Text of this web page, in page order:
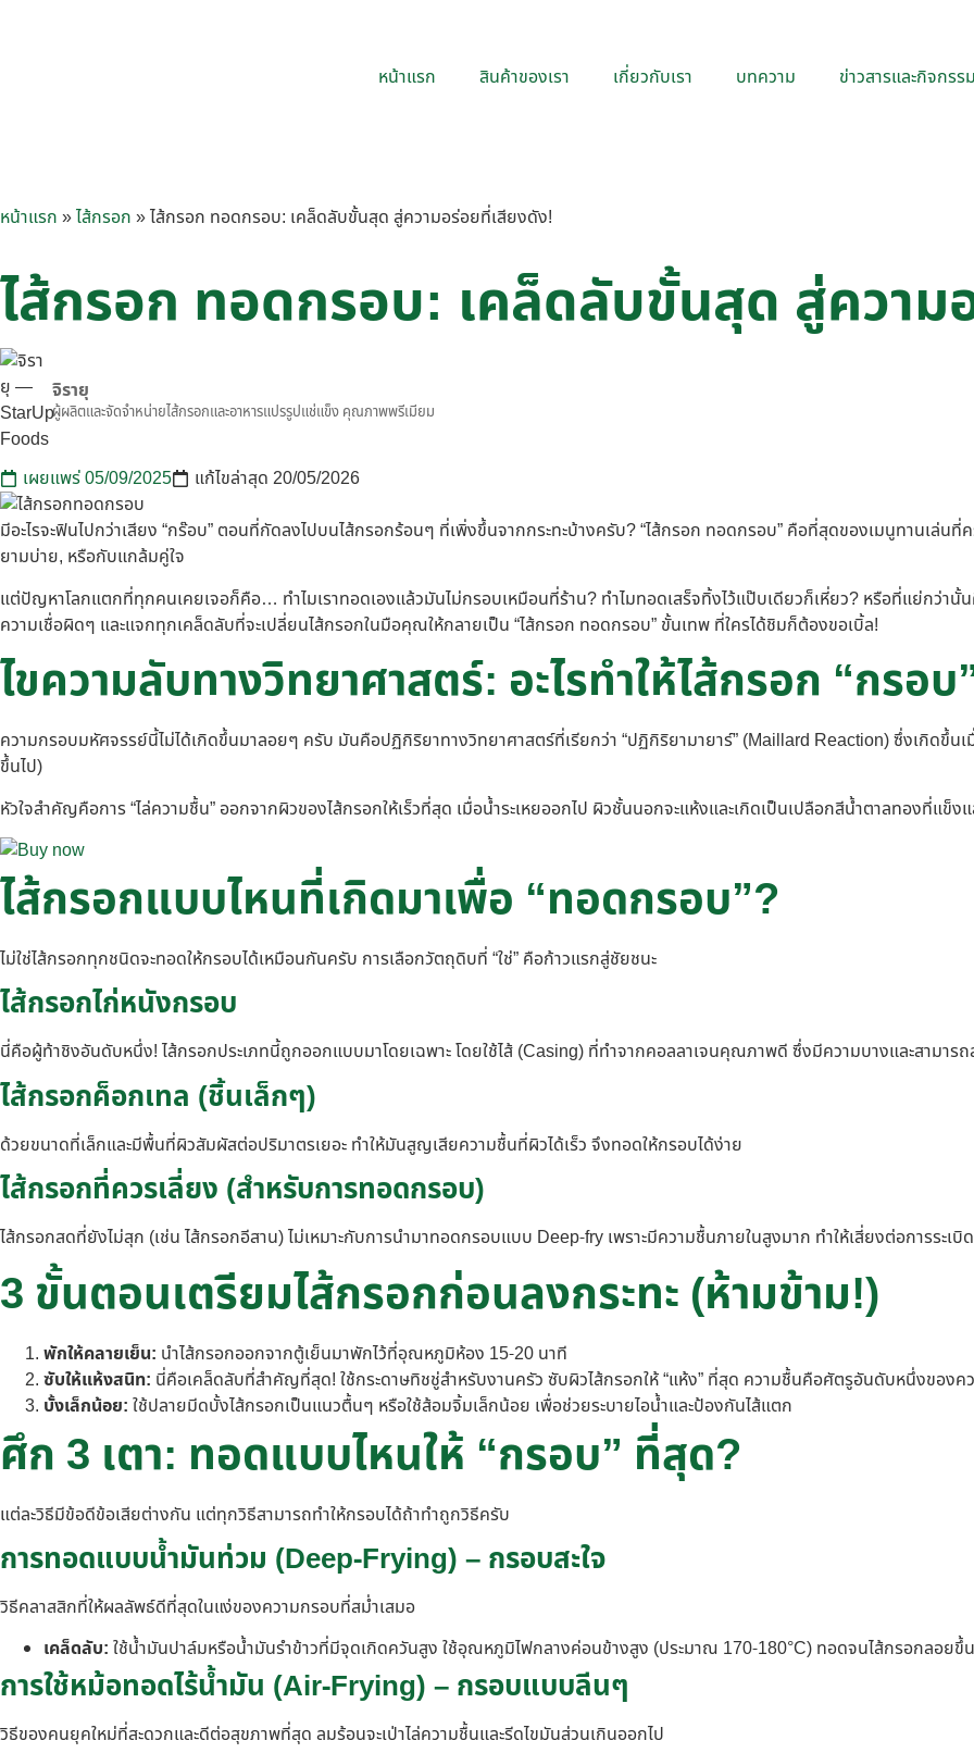
หน้าแรก สินค้าของเรา เกี่ยวกับเรา บทความ ข่าวสารและกิจกรรม
หน้าแรก »ไส้กรอก »ไส้กรอก ทอดกรอบ: เคล็ดลับขั้นสุด สู่ความอร่อยที่เสียงดัง!
ไส้กรอก ทอดกรอบ: เคล็ดลับขั้นสุด สู่ความ
จิรายุ
ผู้ผลิตและจัดจำหน่ายไส้กรอกและอาหารแปรรูปแช่แข็ง คุณภาพพรีเมียม
เผยแพร่05/09/2025
แก้ไขล่าสุด 20/05/2026
มีอะไรจะฟินไปกว่าเสียง “กร๊อบ” ตอนที่กัดลงไปบนไส้กรอกร้อนๆ ที่เพิ่งขึ้นจากกระทะบ้างครับ? “ไส้กรอก ทอดกรอบ” คือที่สุดของเมนูทานเล่น
ยามบ่าย, หรือกับแกล้มคู่ใจ
แต่ปัญหาโลกแตกที่ทุกคนเคยเจอก็คือ… ทำไมเราทอดเองแล้วมันไม่กรอบเหมือนที่ร้าน? ทำไมทอดเสร็จทิ้งไว้แป๊บเดียวก็เหี่ยว? หรือที่แย่กว่า
ความเชื่อผิดๆ และแจกทุกเคล็ดลับที่จะเปลี่ยนไส้กรอกในมือคุณให้กลายเป็น “ไส้กรอก ทอดกรอบ” ขั้นเทพ ที่ใครได้ชิมก็ต้องขอเบิ้ล!
ไขความลับทางวิทยาศาสตร์: อะไรทำให้ไส้กรอก “กรอบ
ความกรอบมหัศจรรย์นี้ไม่ได้เกิดขึ้นมาลอยๆ ครับ มันคือปฏิกิริยาทางวิทยาศาสตร์ที่เรียกว่า “ปฏิกิริยามายาร์” (Maillard Reaction) ซึ่งเกิดขึ้น
ขึ้นไป)
หัวใจสำคัญคือการ “ไล่ความชื้น” ออกจากผิวของไส้กรอกให้เร็วที่สุด เมื่อน้ำระเหยออกไป ผิวชั้นนอกจะแห้งและเกิดเป็นเปลือกสีน้ำตาลทองที่แข็งแ
ไส้กรอกแบบไหนที่เกิดมาเพื่อ “ทอดกรอบ”?
ไม่ใช่ไส้กรอกทุกชนิดจะทอดให้กรอบได้เหมือนกันครับ การเลือกวัตถุดิบที่ “ใช่” คือก้าวแรกสู่ชัยชนะ
ไส้กรอกไก่หนังกรอบ
นี่คือผู้ท้าชิงอันดับหนึ่ง! ไส้กรอกประเภทนี้ถูกออกแบบมาโดยเฉพาะ โดยใช้ไส้ (Casing) ที่ทำจากคอลลาเจนคุณภาพดี ซึ่งมีความบางและสามาร
ไส้กรอกค็อกเทล (ชิ้นเล็กๆ)
ด้วยขนาดที่เล็กและมีพื้นที่ผิวสัมผัสต่อปริมาตรเยอะ ทำให้มันสูญเสียความชื้นที่ผิวได้เร็ว จึงทอดให้กรอบได้ง่าย
ไส้กรอกที่ควรเลี่ยง (สำหรับการทอดกรอบ)
ไส้กรอกสดที่ยังไม่สุก (เช่น ไส้กรอกอีสาน) ไม่เหมาะกับการนำมาทอดกรอบแบบ Deep-fry เพราะมีความชื้นภายในสูงมาก ทำให้เสี่ยงต่อการระเบิ
3 ขั้นตอนเตรียมไส้กรอกก่อนลงกระทะ (ห้ามข้าม!)
พักให้คลายเย็น: นำไส้กรอกออกจากตู้เย็นมาพักไว้ที่อุณหภูมิห้อง 15-20 นาที
ซับให้แห้งสนิท: นี่คือเคล็ดลับที่สำคัญที่สุด! ใช้กระดาษทิชชู่สำหรับงานครัว ซับผิวไส้กรอกให้ “แห้ง” ที่สุด ความชื้นคือศัตรูอันดับหนึ่งของคว
บั้งเล็กน้อย: ใช้ปลายมีดบั้งไส้กรอกเป็นแนวตื้นๆ หรือใช้ส้อมจิ้มเล็กน้อย เพื่อช่วยระบายไอน้ำและป้องกันไส้แตก
ศึก 3 เตา: ทอดแบบไหนให้ “กรอบ” ที่สุด?
แต่ละวิธีมีข้อดีข้อเสียต่างกัน แต่ทุกวิธีสามารถทำให้กรอบได้ถ้าทำถูกวิธีครับ
การทอดแบบน้ำมันท่วม (Deep-Frying) – กรอบสะใจ
วิธีคลาสสิกที่ให้ผลลัพธ์ดีที่สุดในแง่ของความกรอบที่สม่ำเสมอ
เคล็ดลับ: ใช้น้ำมันปาล์มหรือน้ำมันรำข้าวที่มีจุดเกิดควันสูง ใช้อุณหภูมิไฟกลางค่อนข้างสูง (ประมาณ 170-180°C) ทอดจนไส้กรอกลอยขึ้
การใช้หม้อทอดไร้น้ำมัน (Air-Frying) – กรอบแบบลีนๆ
วิธีของคนยุคใหม่ที่สะดวกและดีต่อสุขภาพที่สุด ลมร้อนจะเป่าไล่ความชื้นและรีดไขมันส่วนเกินออกไป